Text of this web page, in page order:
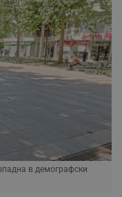
в демографски